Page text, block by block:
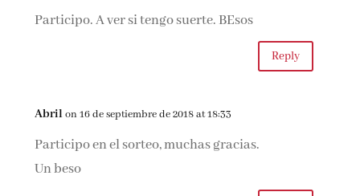
Participo. A ver si tengo suerte. BEsos
Reply
Abrilon 16 de septiembre de 2018 at 18:33
Participo en el sorteo, muchas gracias.
Un beso